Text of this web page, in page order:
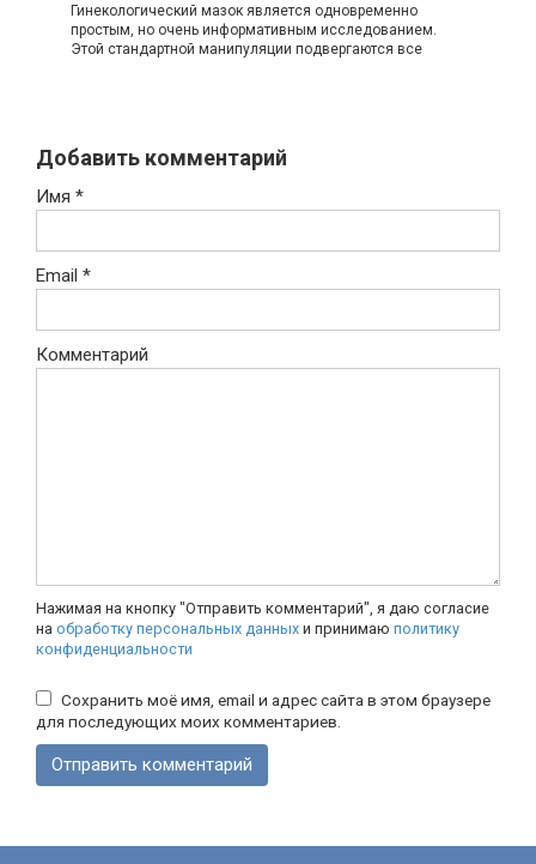
Гинекологический мазок является одновременно
простым, но очень информативным исследованием.
Этой стандартной манипуляции подвергаются все
Добавить комментарий
Имя *
Email *
Комментарий
Нажимая на кнопку "Отправить комментарий", я даю согласие
на обработку персональных данных и принимаю политику
конфиденциальности
Сохранить моё имя, email и адрес сайта в этом браузере
для последующих моих комментариев.